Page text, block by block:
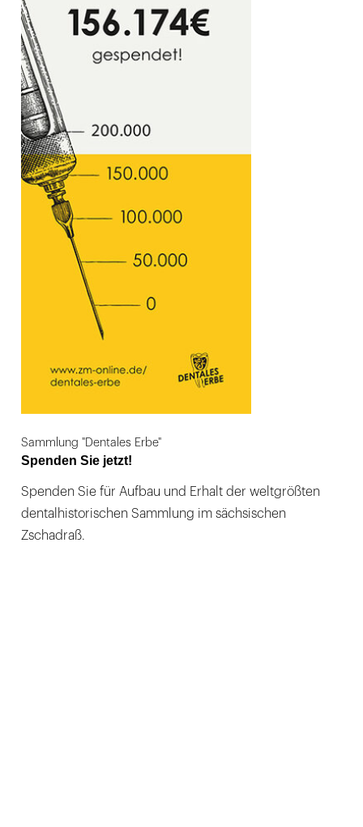
Sammlung "Dentales Erbe"
Spenden Sie jetzt!
Spenden Sie für Aufbau und Erhalt der weltgrößten
dentalhistorischen Sammlung im sächsischen
Zschadraß.